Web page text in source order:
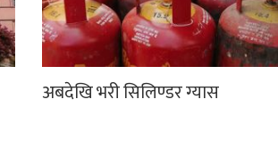
अबदेखि भरी सिलिण्डर ग्यास